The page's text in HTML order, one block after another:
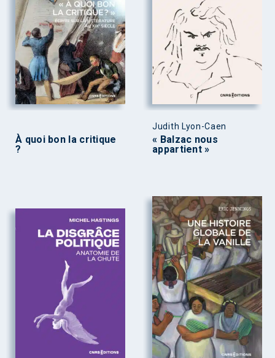
À quoi bon la critique
?
Judith Lyon-Caen
« Balzac nous
appartient »